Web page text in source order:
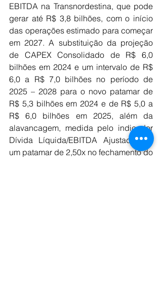
EBITDA na Transnordestina, que pode
gerar até R$ 3,8 bilhões, com o início
das operações estimado para começar
em 2027. A substituição da projeção
de CAPEX Consolidado de R$ 6,0
bilhões em 2024 e um intervalo de R$
6,0 a R$ 7,0 bilhões no período de
2025 – 2028 para o novo patamar de
R$ 5,3 bilhões em 2024 e de R$ 5,0 a
R$ 6,0 bilhões em 2025, além da
alavancagem, medida pelo indicador
Dívida Líquida/EBITDA Ajustado, de
um patamar de 2,50x no fechamento do